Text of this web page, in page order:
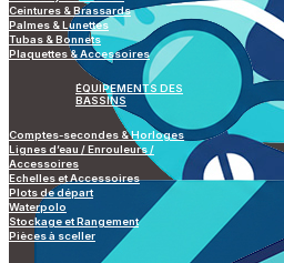
Ceintures & Brassards
Palmes & Lunettes
Tubas & Bonnets
Plaquettes & Accessoires
ÉQUIPEMENTS DES
BASSINS
Comptes-secondes & Horloges
Lignes d’eau / Enrouleurs /
Accessoires
Echelles et Accessoires
Plots de départ
Waterpolo
Stockage et Rangement
Pièces à sceller